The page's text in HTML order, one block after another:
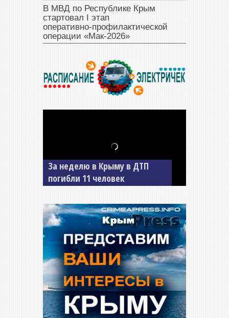
В МВД по Республике Крым
стартовал I этап
оперативно‑профилактической
операции «Мак‑2026»
За неделю в Крыму в ДТП
погибли 11 человек
В Джанкое водитель ВАЗа
сбил двух детей на «зебре»